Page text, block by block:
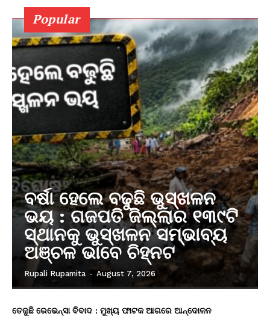
Popular
ବର୍ଷା ହେଲେ ବଢୁଛି ଭୁସ୍ଖଳନ
ଭୟ : ଗଜପତି ଜିଲ୍ଲାର ୧୩୯ଟି
ସ୍ଥାନକୁ ଭୁସ୍ଖଳନ ସମ୍ଭାବ୍ୟ
ଅଞ୍ଚଳ ଭାବେ ଚିହ୍ନଟ
Rupali Rupamita - August 7, 2026
ତେଜୁଛି ରେଭେନ୍ସା ବିବାଦ : ମୁଖ୍ୟ ଫାଟକ ଆଗରେ ଆନ୍ଦୋଳନ